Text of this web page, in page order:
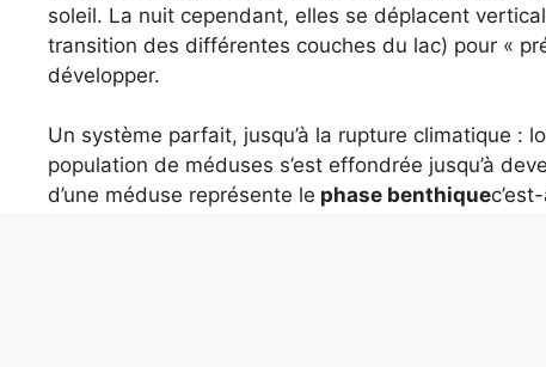
soleil. La nuit cependant, elles se déplacent
transition des différentes couches du lac) pour «
développer.
Un système parfait, jusqu’à la rupture climatique :
population de méduses s’est effondrée jusqu’à
d’une méduse représente le phase benthique